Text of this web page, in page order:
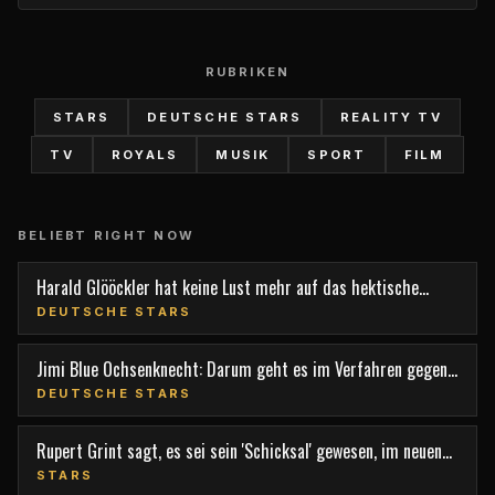
RUBRIKEN
STARS DEUTSCHE STARS REALITY TV
TV ROYALS MUSIK SPORT FILM
BELIEBT RIGHT NOW
Harald Glööckler hat keine Lust mehr auf das hektische
Berlin
DEUTSCHE STARS
Jimi Blue Ochsenknecht: Darum geht es im Verfahren gegen
den TV-Star
DEUTSCHE STARS
Rupert Grint sagt, es sei sein 'Schicksal' gewesen, im neuen
Film 'Nightborn' mitzuspielen
STARS